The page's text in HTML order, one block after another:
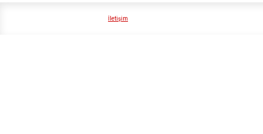
İletişim